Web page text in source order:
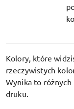
Kolory, które
rzeczywistych
Wynika to różnych
druku.